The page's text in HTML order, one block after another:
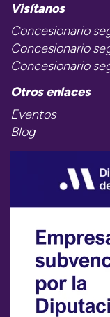
Visítanos
Concesionario
Concesionario
Concesionario
Otros enlaces
Eventos
Blog